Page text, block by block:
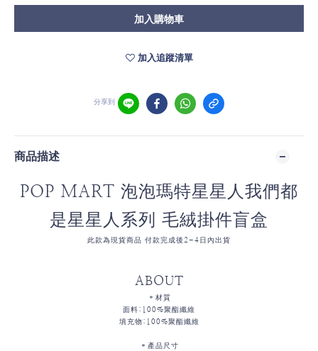
加入購物車
加入追蹤清單
分享到
商品描述
POP MART 泡泡瑪特星星人我們都
是星星人系列 毛絨掛件盲盒
此款為現貨商品 付款完成後2-4日內出貨
ABOUT
＊材質
面料:100%聚酯纖維
填充物:100%聚酯纖維
＊產品尺寸